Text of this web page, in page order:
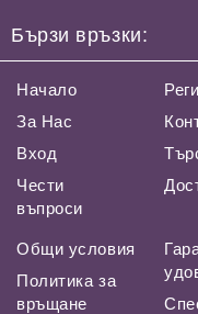
Бързи връзки:
Начало
За Нас
Вход
Чести
въпроси
Общи условия
Политика за
връщане